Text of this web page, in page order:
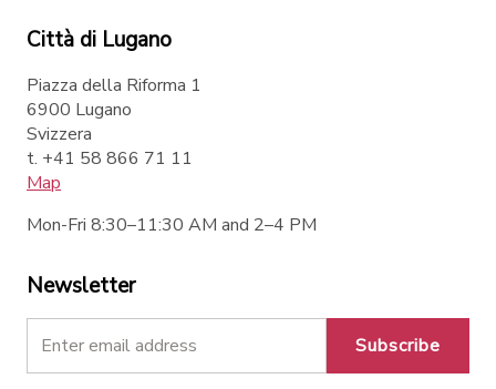
Città di Lugano
Piazza della Riforma 1
6900 Lugano
Svizzera
t. +41 58 866 71 11
Map
Mon-Fri 8:30–11:30 AM and 2–4 PM
Newsletter
Subscribe